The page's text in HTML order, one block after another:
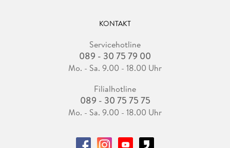
KONTAKT
Servicehotline
089 - 30 75 79 00
Mo. - Sa. 9.00 - 18.00 Uhr
Filialhotline
089 - 30 75 75 75
Mo. - Sa. 9.00 - 18.00 Uhr